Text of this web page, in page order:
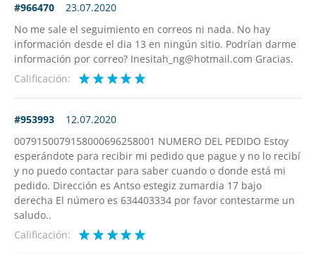
#966470
23.07.2020
No me sale el seguimiento en correos ni nada. No hay
información desde el dia 13 en ningún sitio. Podrían darme
información por correo? Inesitah_ng@hotmail.com Gracias.
Calificación:
#953993
12.07.2020
0079150079158000696258001 NUMERO DEL PEDIDO Estoy
esperándote para recibir mi pedido que pague y no lo recibí
y no puedo contactar para saber cuando o donde está mi
pedido. Dirección es Antso estegiz zumardia 17 bajo
derecha El número es 634403334 por favor contestarme un
saludo..
Calificación: